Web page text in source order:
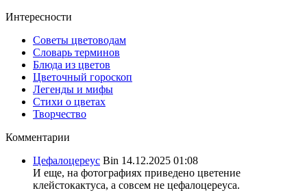
Интересности
Советы цветоводам
Словарь терминов
Блюда из цветов
Цветочный гороскоп
Легенды и мифы
Стихи о цветах
Творчество
Комментарии
Цефалоцереус Bin 14.12.2025 01:08
И еще, на фотографиях приведено цветение
клейстокактуса, а совсем не цефалоцереуса.